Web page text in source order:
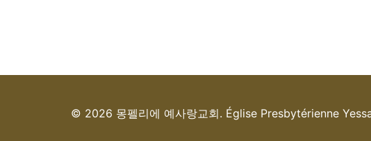
© 2026 몽펠리에 예사랑교회. Église Presbytérienne